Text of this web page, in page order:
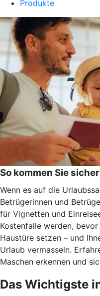
Produkte
So kommen Sie
Wenn es auf die
Betrügerinnen und
für Vignetten und
Kostenfalle werden,
Haustüre setzen – und
Urlaub vermasseln.
Maschen erkennen und
Das Wichtigste